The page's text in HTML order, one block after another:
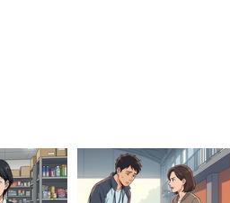
ツい」